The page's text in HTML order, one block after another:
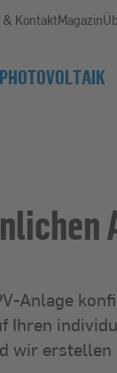
& KontaktMagazin
PHOTOVOLTAIK
Anlage
Ihren
wir